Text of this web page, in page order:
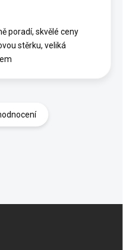
poradí, skvělé ceny
stěrku, veliká